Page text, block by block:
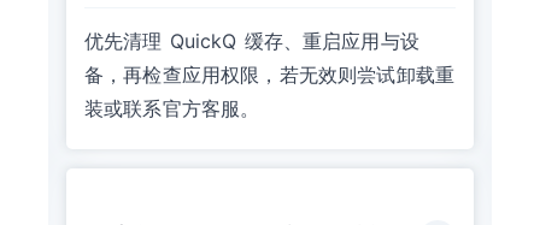
优先清理 QuickQ 缓存、重启应用与设
备，再检查应用权限，若无效则尝试卸载重
装或联系官方客服。